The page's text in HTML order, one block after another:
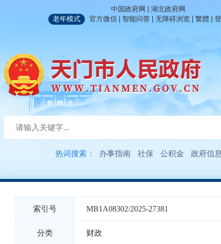
中国政府网 | 湖北政府网
老年模式
官方微信 | 智能问答 | 无障碍浏览 | 繁體 |
热词搜索： 办事指南 社保 公积金 政府信
索引号 MB1A08302/2025-27381
分类 财政